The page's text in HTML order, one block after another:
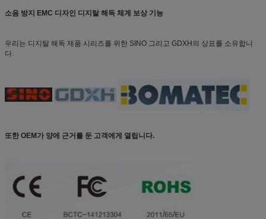
소음 방지 EMC 디자인 디지탈 해독 체계 보상 기능
우리는 디지탈 해독 제품 시리즈를 위한 SINO 그리고 GDXH의 상표를 소유합니
다.
또한 OEM가 양에 근거를 둔 고객에게 열립니다.